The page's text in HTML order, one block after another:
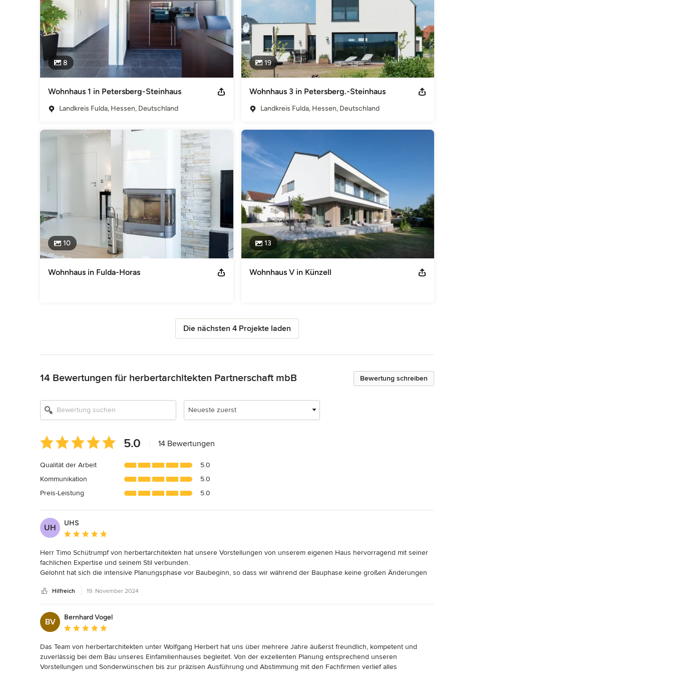
und Stadtplanerkammer Hessen, KdöR Verliehen durch: Deutschland Berufsrechtliche Regelungen: Hessisches Architekten-
und Stadtplanergesetz HASG Regelungen einsehbar unter: http://www.akh.de ANGABEN ZUR BERUFSHAFTPFLICHT AIA AG |
Karlstraße 13 | 40221 Düsseldorf Geltungsbereich: Deutschland
Kategorie
Architekten
8
Wohnhaus 1 in Petersberg-Steinhaus
Landkreis Fulda, Hessen, Deutschland
19
Wohnhaus 3 in Petersberg.-Steinhaus
Landkreis Fulda, Hessen, Deutschland
10
Wohnhaus in Fulda-Horas
13
Wohnhaus V in Künzell
Die nächsten 4 Projekte laden
Bewertung schreiben
14 Bewertungen für herbertarchitekten Partnerschaft mbB
Neueste zuerst
Durchschnittliche
Bewertung:
von
5
Sternen
5.0 14 Bewertungen
Qualität der Arbeit
5.0
Kommunikation
5.0
Preis-Leistung
5.0
UH
UHS
Durchschnittliche Bewertung: 5 von 5 Sternen
Herr Timo Schütrumpf von herbertarchitekten hat unsere Vorstellungen von unserem eigenen Haus hervorragend mit seiner
fachlichen Expertise und seinem Stil verbunden.
Gelohnt hat sich die intensive Planungsphase vor Baubeginn, so dass wir während der Bauphase keine großen Änderungen
Arbeit geleistet haben, schätzen wir sehr. Die Zusammenarbeit mit den Gewerken auf der Baustelle war immer konstruktiv; der
Architekt war sehr oft für Absprachen zwischen allen Beteiligten vor Ort.
Wir finden, dass das Projekt von einem besonderen Miteinander geprägt war.
Hilfreich 19. November 2024
BV
Bernhard Vogel
Durchschnittliche Bewertung: 5 von 5 Sternen
Das Team von herbertarchitekten unter Wolfgang Herbert hat uns über mehrere Jahre äußerst freundlich, kompetent und
zuverlässig bei dem Bau unseres Einfamilienhauses begleitet. Von der exzellenten Planung entsprechend unseren
Vorstellungen und Sonderwünschen bis zur präzisen Ausführung und Abstimmung mit den Fachfirmen verlief alles